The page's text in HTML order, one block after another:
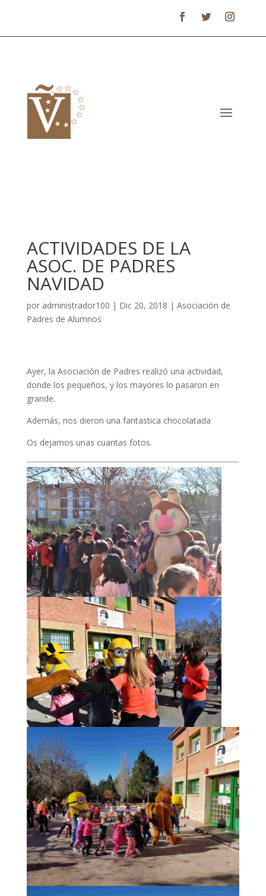
ACTIVIDADES DE LA
ASOC. DE PADRES
NAVIDAD
por administrador100 | Dic 20, 2018 | Asociación de
Padres de Alumnos
Ayer, la Asociación de Padres realizó una actividad,
donde los pequeños, y los mayores lo pasaron en
grande.
Además, nos dieron una fantastica chocolatada
Os dejamos unas cuantas fotos.